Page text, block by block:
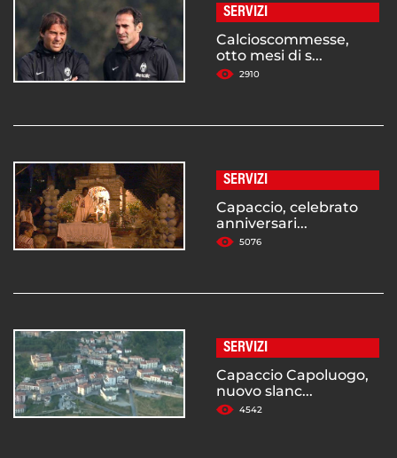
SERVIZI
Calcioscommesse,
otto mesi di s...
2910
SERVIZI
Capaccio, celebrato
anniversari...
5076
SERVIZI
Capaccio Capoluogo,
nuovo slanc...
4542